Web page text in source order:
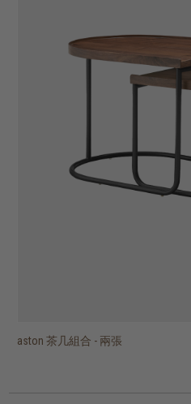
aston 茶几組合 - 兩張
aston 茶几組合 - 兩張
tripod 角几
kabuki 角几
柚木根茶几方塊角几
fendy 梳化角几
tri 角几 - 圓形
天然柚木角几(圓邊-配有工業風的腳)
天然柚木角几(配有工業風的腳)
voyage 托盤角几 - 圓形